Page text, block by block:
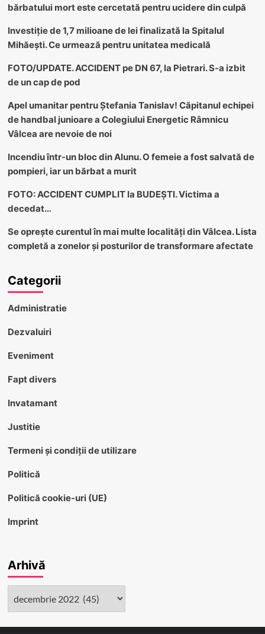
bărbatului mort este cercetată pentru ucidere din culpă
Investiție de 1,7 milioane de lei finalizată la Spitalul
Mihăești. Ce urmează pentru unitatea medicală
FOTO/UPDATE. ACCIDENT pe DN 67, la Pietrari. S-a izbit
de un cap de pod
Apel umanitar pentru Ștefania Tanislav! Căpitanul echipei
de handbal junioare a Colegiului Energetic Râmnicu
Vâlcea are nevoie de noi
Incendiu într-un bloc din Alunu. O femeie a fost salvată de
pompieri, iar un bărbat a murit
FOTO: ACCIDENT CUMPLIT la BUDEȘTI. Victima a
decedat…
Se oprește curentul în mai multe localități din Vâlcea. Lista
completă a zonelor și posturilor de transformare afectate
Categorii
Administratie
Dezvaluiri
Eveniment
Fapt divers
Invatamant
Justitie
Termeni și condiții de utilizare
Politică
Politică cookie-uri (UE)
Imprint
Arhivă